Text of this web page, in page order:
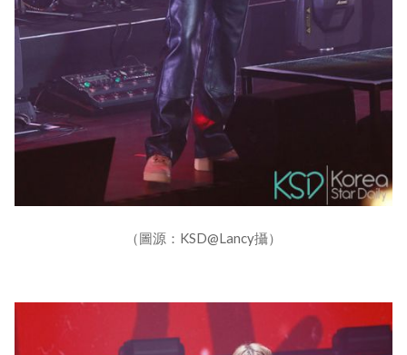
（圖源：KSD@Lancy攝）